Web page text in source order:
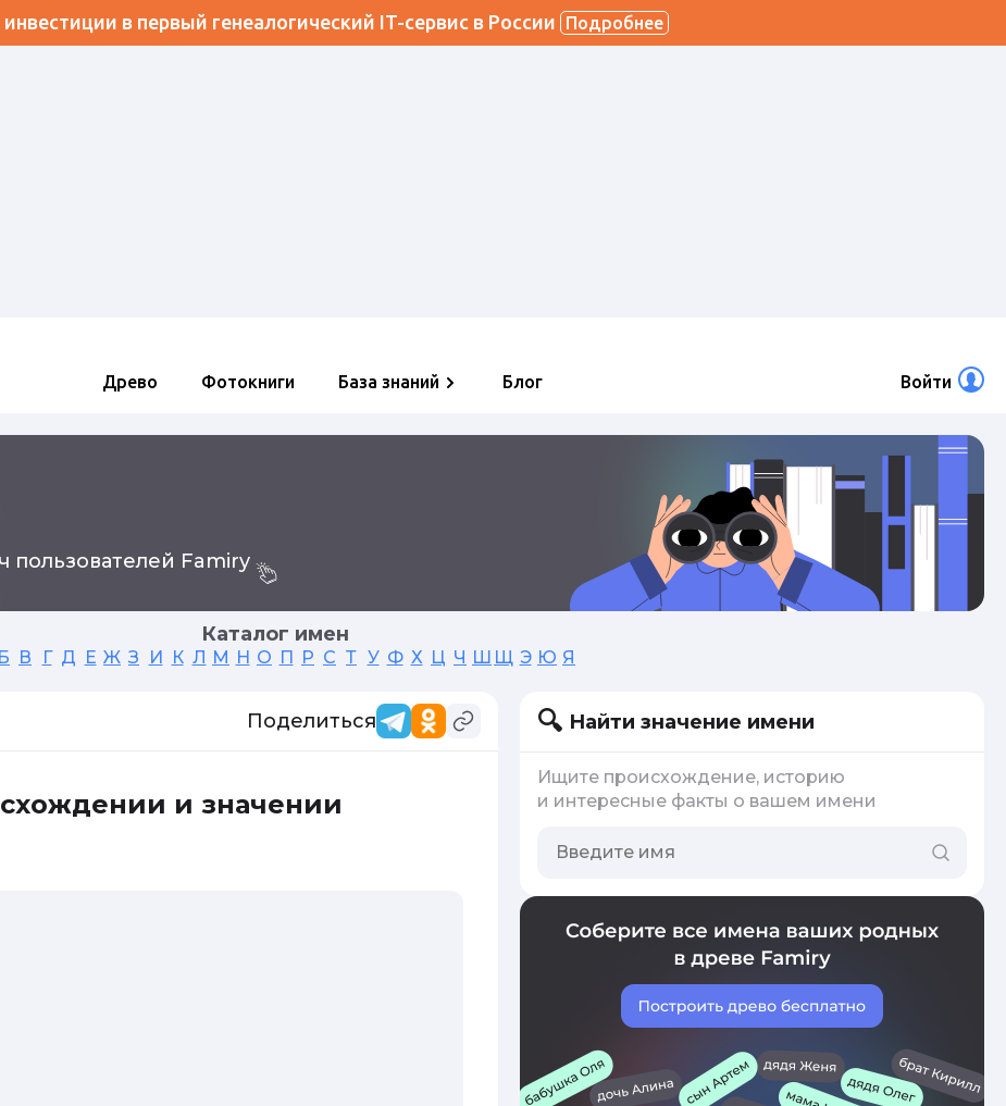
в первый генеалогический IT-сервис в России Подробнее
Древо Фотокниги База знаний Блог Войти
Famiry
Каталог имен
Б В Г Д Е Ж З И К Л М Н О П Р С Т У Ф Х Ц Ч Ш Щ Э Ю Я
Поделиться
и значении
Найти значение имени
Ищите происхождение, историю
и интересные факты о вашем имени